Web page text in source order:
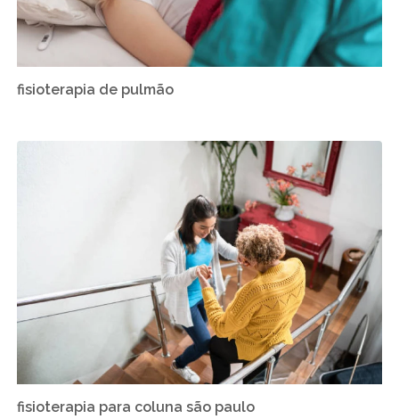
fisioterapia de pulmão
fisioterapia para coluna são paulo